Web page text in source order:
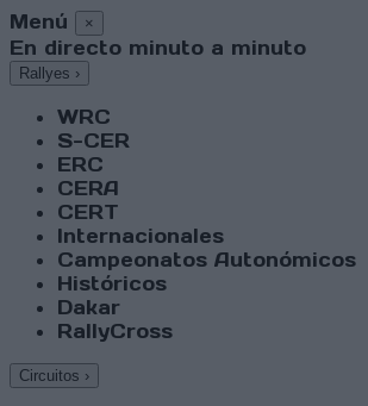
Menú ×
En directo minuto a minuto
Rallyes ›
WRC
S-CER
ERC
CERA
CERT
Internacionales
Campeonatos Autonómicos
Históricos
Dakar
RallyCross
Circuitos ›